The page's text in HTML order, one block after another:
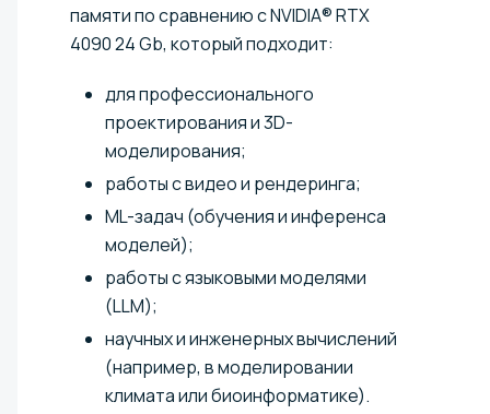
памяти по сравнению с NVIDIA® RTX
4090 24 Gb, который подходит:
для профессионального
проектирования и 3D-
моделирования;
работы с видео и рендеринга;
ML-задач (обучения и инференса
моделей);
работы с языковыми моделями
(LLM);
научных и инженерных вычислений
(например, в моделировании
климата или биоинформатике).